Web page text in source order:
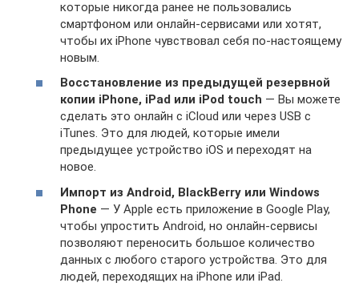
которые никогда ранее не пользовались
смартфоном или онлайн-сервисами или хотят,
чтобы их iPhone чувствовал себя по-настоящему
новым.
Восстановление из предыдущей резервной
копии iPhone, iPad или iPod touch — Вы можете
сделать это онлайн с iCloud или через USB с
iTunes. Это для людей, которые имели
предыдущее устройство iOS и переходят на
новое.
Импорт из Android, BlackBerry или Windows
Phone — У Apple есть приложение в Google Play,
чтобы упростить Android, но онлайн-сервисы
позволяют переносить большое количество
данных с любого старого устройства. Это для
людей, переходящих на iPhone или iPad.